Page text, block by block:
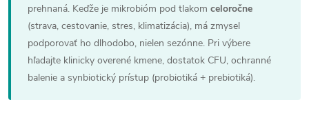
prehnaná. Keďže je mikrobióm pod tlakom celoročne
(strava, cestovanie, stres, klimatizácia), má zmysel
podporovať ho dlhodobo, nielen sezónne. Pri výbere
hľadajte klinicky overené kmene, dostatok CFU, ochranné
balenie a synbiotický prístup (probiotiká + prebiotiká).